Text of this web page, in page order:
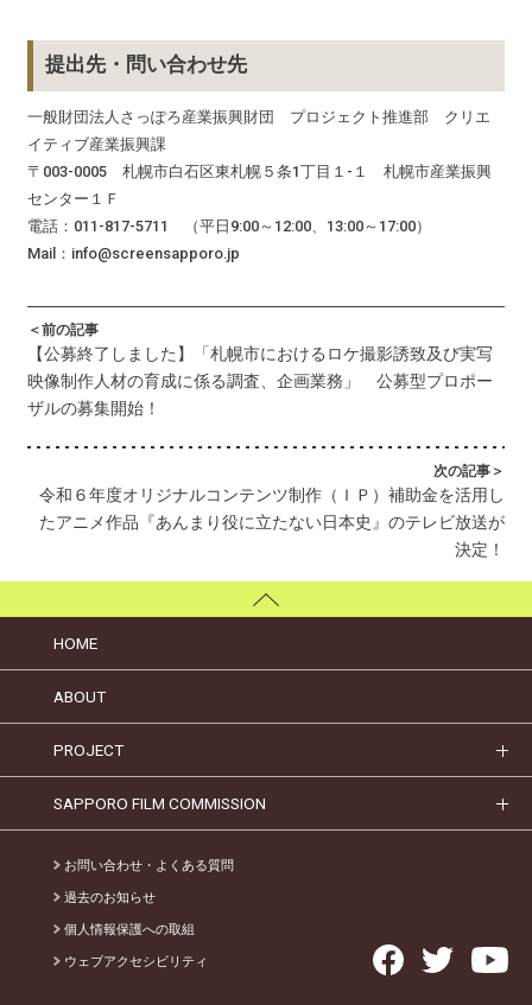
提出先・問い合わせ先
一般財団法人さっぽろ産業振興財団 プロジェクト推進部 クリエ
イティブ産業振興課
〒003-0005 札幌市白石区東札幌５条1丁目１-１ 札幌市産業振興
センター１Ｆ
電話：011-817-5711 （平日9:00～12:00、13:00～17:00）
Mail：info@screensapporo.jp
＜前の記事
【公募終了しました】「札幌市におけるロケ撮影誘致及び実写
映像制作人材の育成に係る調査、企画業務」 公募型プロポー
ザルの募集開始！
次の記事＞
令和６年度オリジナルコンテンツ制作（ＩＰ）補助金を活用し
たアニメ作品『あんまり役に立たない日本史』のテレビ放送が
決定！
HOME
ABOUT
PROJECT
SAPPORO FILM COMMISSION
お問い合わせ・よくある質問
過去のお知らせ
個人情報保護への取組
ウェブアクセシビリティ